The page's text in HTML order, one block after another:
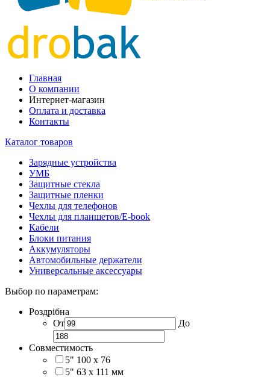
Главная
О компании
Интернет-магазин
Оплата и доставка
Контакты
Каталог товаров
Зарядные устройства
УМБ
Защитные стекла
Защитные пленки
Чехлы для телефонов
Чехлы для планшетов/E-book
Кабели
Блоки питания
Аккумуляторы
Автомобильные держатели
Универсальные аксессуары
Выбор по параметрам:
Роздрібна
От
До
Совместимость
5" 100 x 76
5" 63 x 111 мм